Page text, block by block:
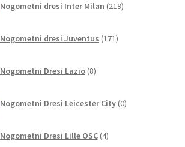
Nogometni dresi Inter Milan 219izdelkov
Nogometni dresi Juventus 171izdelkov
Nogometni Dresi Lazio 8izdelkov
Nogometni Dresi Leicester City 0izdelkov
Nogometni Dresi Lille OSC 4izdelki